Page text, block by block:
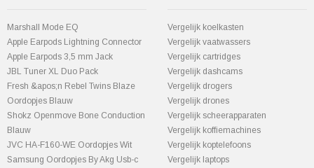
Marshall Mode EQ
Apple Earpods Lightning Connector
Apple Earpods 3,5 mm Jack
JBL Tuner XL Duo Pack
Fresh &apos;n Rebel Twins Blaze
Oordopjes Blauw
Shokz Openmove Bone Conduction
Blauw
JVC HA-F160-WE Oordopjes Wit
Samsung Oordopjes By Akg Usb-c
Vergelijk koelkasten
Vergelijk vaatwassers
Vergelijk cartridges
Vergelijk dashcams
Vergelijk drogers
Vergelijk drones
Vergelijk scheerapparaten
Vergelijk koffiemachines
Vergelijk koptelefoons
Vergelijk laptops